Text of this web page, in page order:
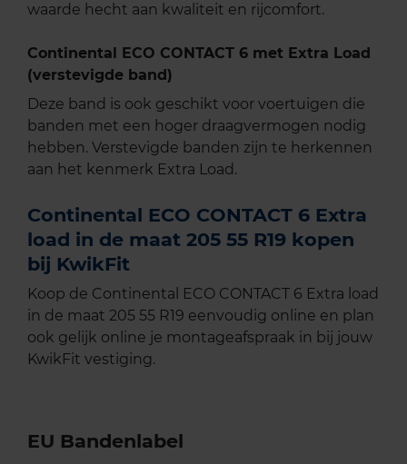
waarde hecht aan kwaliteit en rijcomfort.
Continental ECO CONTACT 6 met Extra Load
(verstevigde band)
Deze band is ook geschikt voor voertuigen die
banden met een hoger draagvermogen nodig
hebben. Verstevigde banden zijn te herkennen
aan het kenmerk Extra Load.
Continental ECO CONTACT 6 Extra
load in de maat 205 55 R19 kopen
bij KwikFit
Koop de Continental ECO CONTACT 6 Extra load
in de maat 205 55 R19 eenvoudig online en plan
ook gelijk online je montageafspraak in bij jouw
KwikFit vestiging.
EU Bandenlabel